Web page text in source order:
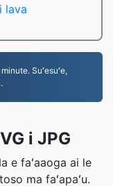
lava
Suʻesuʻe,
i JPG
e faʻaaoga ai le
ma faʻapaʻu.